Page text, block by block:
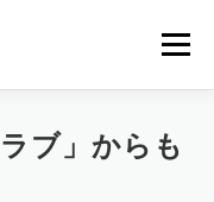
メニュー
ブ」からも